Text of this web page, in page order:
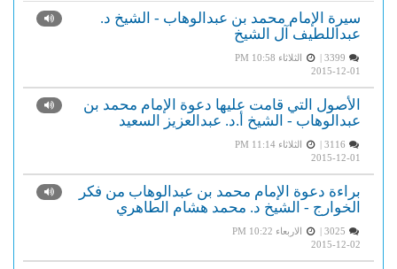
سيرة الإمام محمد بن عبدالوهاب - الشيخ د.
عبداللطيف آل الشيخ
الثلاثاء PM 10:58
2015-12-01
الأصول التي قامت عليها دعوة الإمام محمد بن
عبدالوهاب - الشيخ أ.د. عبدالعزيز السعيد
الثلاثاء PM 11:14
2015-12-01
براءة دعوة الإمام محمد بن عبدالوهاب من فكر
الخوارج - الشيخ د. محمد هشام الطاهري
الاربعاء PM 10:22
2015-12-02